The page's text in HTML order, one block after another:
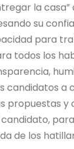
la casa”
su
para
todos los
candidatos a
propuestas y
de los